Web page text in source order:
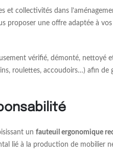
et collectivités dans
proposer une offre adaptée à vos
vérifié, démonté, nettoyé
roulettes, accoudoirs…) afin
un fauteuil ergonomique
lié à la production de mobilier